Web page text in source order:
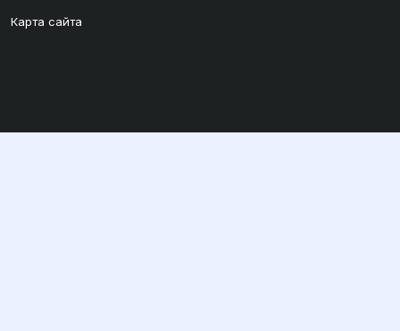
Карта сайта